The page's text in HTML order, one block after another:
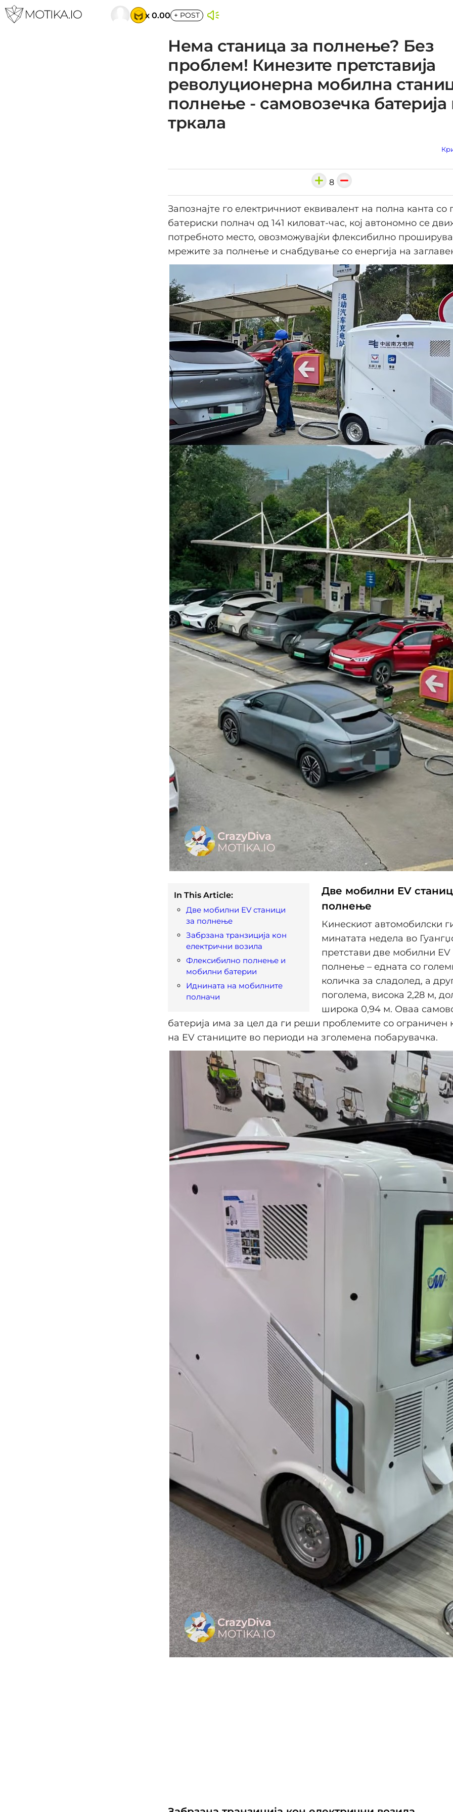
x 0.00 + POST
Нема станица за полнење? Без
проблем! Кинезите претставија
револуционерна мобилна
полнење - самовозечка батерија
тркала
8
Запознајте го електричниот еквивалент на полна канта со
батериски полнач од 141 киловат-час, кој автономно се
потребното место, овозможувајќи флексибилно
мрежите за полнење и снабдување со енергија на
In This Article:
Две мобилни EV станици
за полнење
Забрзана транзиција кон
електрични возила
Флексибилно полнење и
мобилни батерии
Иднината на мобилните
полначи
Две мобилни EV
полнење
Кинескиот автомобилски
минатата недела во
претстави две мобилни EV
полнење – едната со
количка за сладолед, а
поголема, висока 2,28 м,
широка 0,94 м. Оваа
батерија има за цел да ги реши проблемите со ограничен
на EV станиците во периоди на зголемена побарувачка.